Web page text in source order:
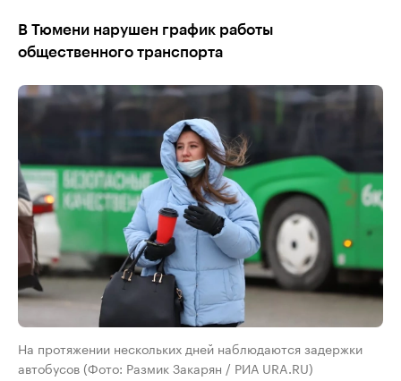
В Тюмени нарушен график работы
общественного транспорта
На протяжении нескольких дней наблюдаются задержки
автобусов (Фото: Размик Закарян / РИА URA.RU)